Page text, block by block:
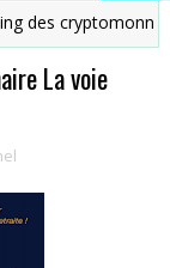
des cryptomonnaies
La voie